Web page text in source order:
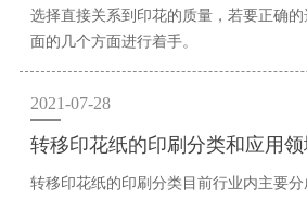
选择直接关系到印花的质量，若要正确
面的几个方面进行着手。
2021-07-28
转移印花纸的印刷分类和应用
转移印花纸的印刷分类目前行业内主要